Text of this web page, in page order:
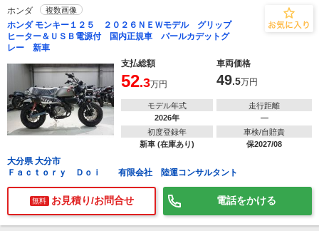
ホンダ 複数画像
ホンダ モンキー１２５ ２０２６ＮＥＷモデル グリップ
ヒーター＆ＵＳＢ電源付 国内正規車 パールカデットグ
レー 新車
支払総額
車両価格
52.3万円 49.5万円
モデル年式
2026年
走行距離
―
初度登録年
新車 (在庫あり)
車検/自賠責
保2027/08
大分県 大分市
Ｆａｃｔｏｒｙ Ｄｏｉ 有限会社 陸運コンサルタント
無料 お見積り/お問合せ 電話をかける